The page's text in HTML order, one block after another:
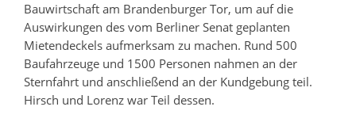
Bauwirtschaft am Brandenburger Tor, um auf die
Auswirkungen des vom Berliner Senat geplanten
Mietendeckels aufmerksam zu machen. Rund 500
Baufahrzeuge und 1500 Personen nahmen an der
Sternfahrt und anschließend an der Kundgebung teil.
Hirsch und Lorenz war Teil dessen.